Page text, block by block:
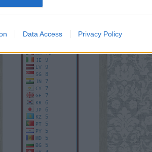
Data Access Privacy Policy